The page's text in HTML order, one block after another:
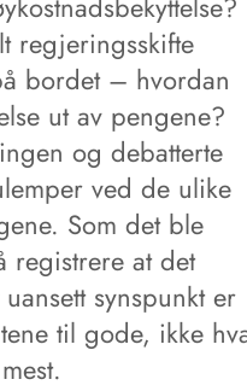
regjeringsskifte
bordet – hvordan
ut av pengene?
og debatterte
ved de ulike
Som det ble
registrere at det
synspunkt er
til gode, ikke